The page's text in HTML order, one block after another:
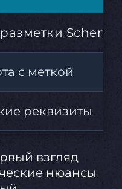
с меткой
реквизиты
взгляд
нюансы